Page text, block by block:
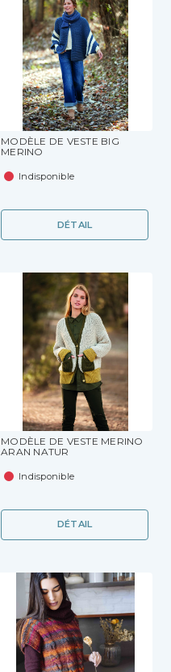
MODÈLE DE VESTE BIG
MERINO
Indisponible
DÉTAIL
MODÈLE DE VESTE MERINO
ARAN NATUR
Indisponible
DÉTAIL